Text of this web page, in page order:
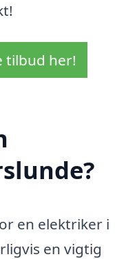
tilbud her!
en elektriker i
en vigtig